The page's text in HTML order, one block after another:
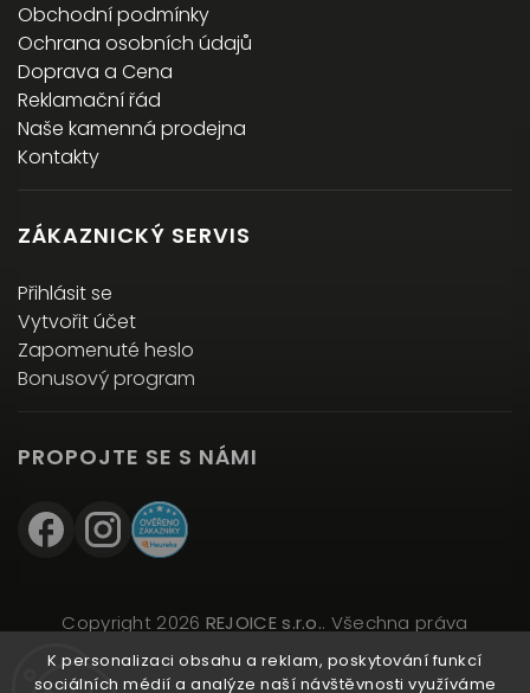
K personalizaci obsahu a reklam, poskytování funkcí
sociálních médií a analýze naší návštěvnosti využíváme
Obchodní podmínky
Ochrana osobních údajů
Doprava a Cena
Reklamační řád
Naše kamenná prodejna
Kontakty
ZÁKAZNICKÝ SERVIS
Přihlásit se
Vytvořit účet
Zapomenuté heslo
Bonusový program
PROPOJTE SE S NÁMI
Copyright 2026 REJOICE s.r.o.. Všechna práva
vyhrazena.
Upravit nastavení cookies